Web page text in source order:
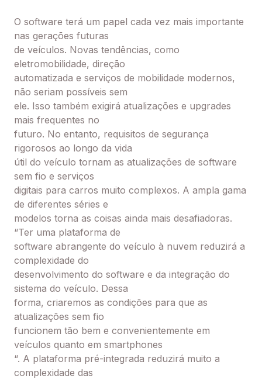
O software terá um papel cada vez mais importante
nas gerações futuras
de veículos. Novas tendências, como
eletromobilidade, direção
automatizada e serviços de mobilidade modernos,
não seriam possíveis sem
ele. Isso também exigirá atualizações e upgrades
mais frequentes no
futuro. No entanto, requisitos de segurança
rigorosos ao longo da vida
útil do veículo tornam as atualizações de software
sem fio e serviços
digitais para carros muito complexos. A ampla gama
de diferentes séries e
modelos torna as coisas ainda mais desafiadoras.
“Ter uma plataforma de
software abrangente do veículo à nuvem reduzirá a
complexidade do
desenvolvimento do software e da integração do
sistema do veículo. Dessa
forma, criaremos as condições para que as
atualizações sem fio
funcionem tão bem e convenientemente em
veículos quanto em smartphones
“. A plataforma pré-integrada reduzirá muito a
complexidade das